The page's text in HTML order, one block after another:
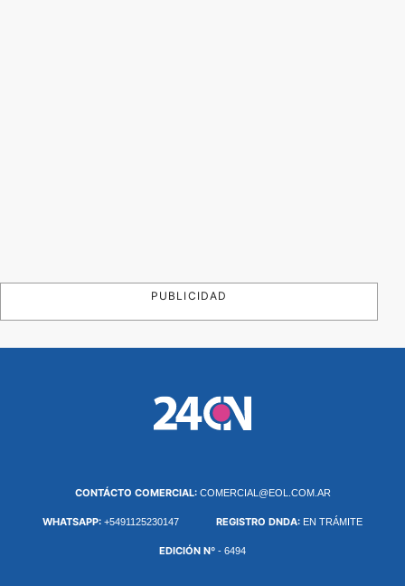
PUBLICIDAD
CONTÁCTO COMERCIAL: COMERCIAL@EOL.COM.AR
WHATSAPP: +5491125230147 REGISTRO DNDA: EN TRÁMITE
EDICIÓN Nº - 6494